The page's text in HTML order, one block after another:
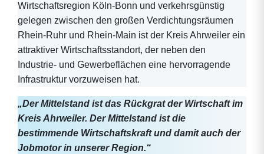
Wirtschaftsregion Köln-Bonn und verkehrsgünstig
gelegen zwischen den großen Verdichtungsräumen
Rhein-Ruhr und Rhein-Main ist der Kreis Ahrweiler ein
attraktiver Wirtschaftsstandort, der neben den
Industrie- und Gewerbeflächen eine hervorragende
Infrastruktur vorzuweisen hat.
„Der Mittelstand ist das Rückgrat der Wirtschaft im
Kreis Ahrweiler. Der Mittelstand ist die
bestimmende Wirtschaftskraft und damit auch der
Jobmotor in unserer Region.“